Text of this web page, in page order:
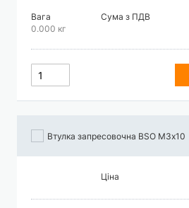
Вага
0.000 кг
Сума з ПДВ
Втулка запресовочна BSO М3х10
Ціна